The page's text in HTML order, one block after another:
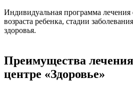
Индивидуальная программа лечения
возраста ребенка, стадии
здоровья.
Преимущества
центре «Здоровье»